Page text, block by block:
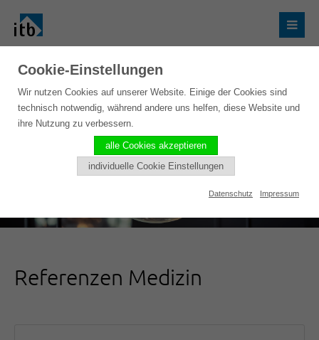
Referenzen Medizin
Cookie-Einstellungen
Wir nutzen Cookies auf unserer Website. Einige der Cookies sind
technisch notwendig, während andere uns helfen, diese Website und
ihre Nutzung zu verbessern.
alle Cookies akzeptieren
individuelle Cookie Einstellungen
Datenschutz Impressum